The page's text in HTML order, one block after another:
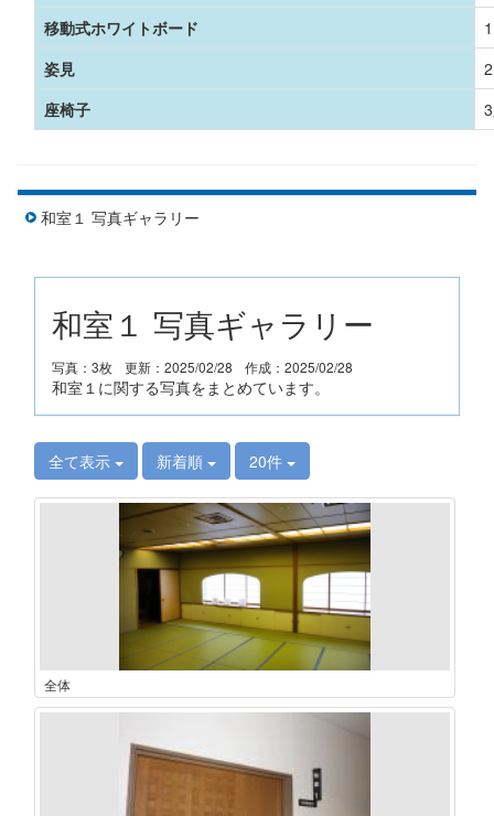
移動式ホワイトボード
姿見
座椅子
和室１ 写真ギャラリー
和室１ 写真ギャラリー
写真：3枚 更新：2025/02/28 作成：2025/02/28
和室１に関する写真をまとめています。
全て表示 新着順 20件
全体